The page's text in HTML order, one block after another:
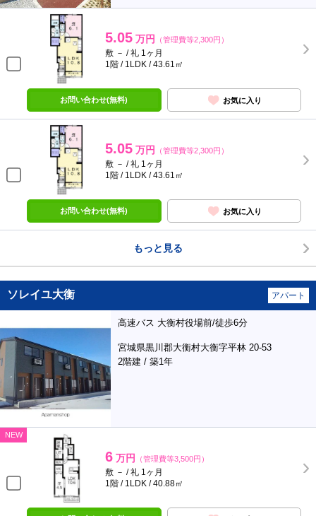
5.05 万円 （管理費等2,300円）
敷 － / 礼 1ヶ月
1階 / 1LDK / 43.61㎡
お問い合わせ(無料) お気に入り
5.05 万円 （管理費等2,300円）
敷 － / 礼 1ヶ月
1階 / 1LDK / 43.61㎡
お問い合わせ(無料) お気に入り
もっと見る
ソレイユ大衡 アパート
高速バス 大衡村役場前/徒歩6分
宮城県黒川郡大衡村大衡字平林 20-53
2階建 / 築1年
NEW
6 万円 （管理費等3,500円）
敷 － / 礼 1ヶ月
1階 / 1LDK / 40.88㎡